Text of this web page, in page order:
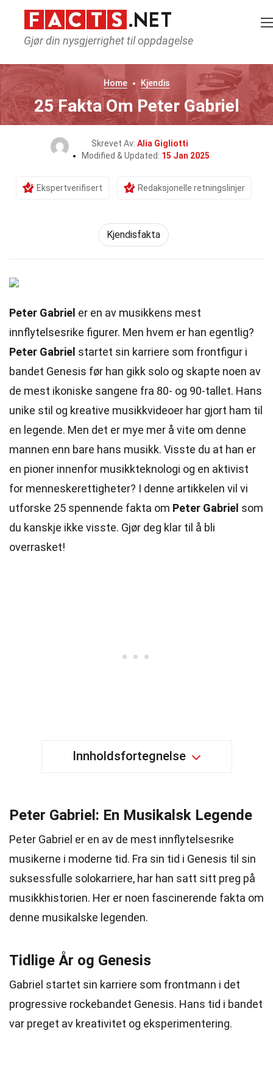
Gjør din nysgjerrighet til oppdagelse
Home Kjendis
25 Fakta Om Peter Gabriel
Skrevet Av: Alia Gigliotti
Modified & Updated: 15 Jan 2025
Ekspertverifisert Redaksjonelle retningslinjer
Kjendisfakta
Peter Gabriel er en av musikkens mest
innflytelsesrike figurer. Men hvem er han egentlig?
Peter Gabriel startet sin karriere som frontfigur i
bandet Genesis før han gikk solo og skapte noen av
de mest ikoniske sangene fra 80- og 90-tallet. Hans
unike stil og kreative musikkvideoer har gjort ham til
en legende. Men det er mye mer å vite om denne
mannen enn bare hans musikk. Visste du at han er
en pioner innenfor musikkteknologi og en aktivist
for menneskerettigheter? I denne artikkelen vil vi
utforske 25 spennende fakta om Peter Gabriel som
du kanskje ikke visste. Gjør deg klar til å bli
overrasket!
Innholdsfortegnelse
Peter Gabriel: En Musikalsk Legende
Peter Gabriel er en av de mest innflytelsesrike
musikerne i moderne tid. Fra sin tid i Genesis til sin
suksessfulle solokarriere, har han satt sitt preg på
musikkhistorien. Her er noen fascinerende fakta om
denne musikalske legenden.
Tidlige År og Genesis
Gabriel startet sin karriere som frontmann i det
progressive rockebandet Genesis. Hans tid i bandet
var preget av kreativitet og eksperimentering.